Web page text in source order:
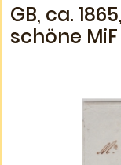
GB, ca.
schöne